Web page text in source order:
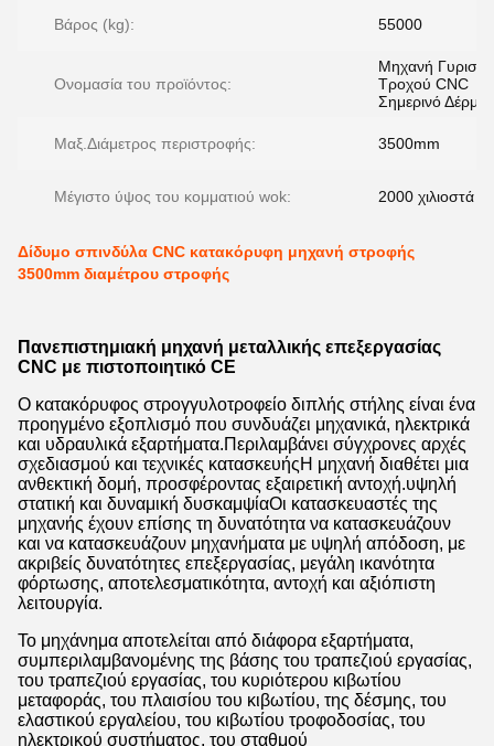
Βάρος (kg): 55000
Ονομασία του προϊόντος:
Μηχανή
Τροχού CNC
Σημερινό Δέρμα
Μαξ.Διάμετρος περιστροφής: 3500mm
Μέγιστο ύψος του κομματιού wok: 2000 χιλιοστά
Δίδυμο σπινδύλα CNC κατακόρυφη μηχανή στροφής
3500mm διαμέτρου στροφής
Πανεπιστημιακή μηχανή μεταλλικής επεξεργασίας
CNC με πιστοποιητικό CE
Ο κατακόρυφος στρογγυλοτροφείο διπλής στήλης είναι ένα
προηγμένο εξοπλισμό που συνδυάζει μηχανικά, ηλεκτρικά
και υδραυλικά εξαρτήματα.Περιλαμβάνει σύγχρονες αρχές
σχεδιασμού και τεχνικές κατασκευήςΗ μηχανή διαθέτει μια
ανθεκτική δομή, προσφέροντας εξαιρετική αντοχή.υψηλή
στατική και δυναμική δυσκαμψίαΟι κατασκευαστές της
μηχανής έχουν επίσης τη δυνατότητα να κατασκευάζουν
και να κατασκευάζουν μηχανήματα με υψηλή απόδοση, με
ακριβείς δυνατότητες επεξεργασίας, μεγάλη ικανότητα
φόρτωσης, αποτελεσματικότητα, αντοχή και αξιόπιστη
λειτουργία.
Το μηχάνημα αποτελείται από διάφορα εξαρτήματα,
συμπεριλαμβανομένης της βάσης του τραπεζιού εργασίας,
του τραπεζιού εργασίας, του κυριότερου κιβωτίου
μεταφοράς, του πλαισίου του κιβωτίου, της δέσμης, του
ελαστικού εργαλείου, του κιβωτίου τροφοδοσίας, του
ηλεκτρικού συστήματος, του σταθμού